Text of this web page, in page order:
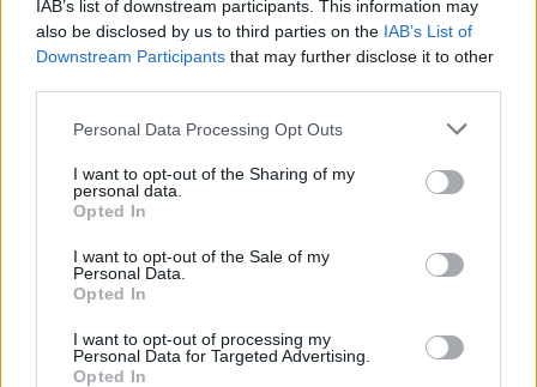
IAB’s list of downstream participants. This information may
also be disclosed by us to third parties on the IAB’s List of
Downstream Participants that may further disclose it to other
Personal Data Processing Opt Outs
I want to opt-out of the Sharing of my
personal data.
Opted In
I want to opt-out of the Sale of my
Personal Data.
Opted In
I want to opt-out of processing my
Personal Data for Targeted Advertising.
Opted In
Τέλος το είδαμε και στα AW20 catwalks, από τους οίκουςMax
Mara και Palm Angels. Η πρότασή τους ήταν το συγκεκριμένο
hairlook να το συνδυάσουμε με natural look και με stylish